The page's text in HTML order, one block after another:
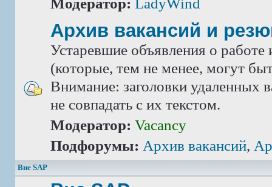
Архив вакансий и
Устаревшие объявления о работе
(которые, тем не менее, могут
Внимание: заголовки удаленных
не совпадать с их текстом.
Модератор: Vacancy
Подфорумы: Архив вакансий,
Вне SAP